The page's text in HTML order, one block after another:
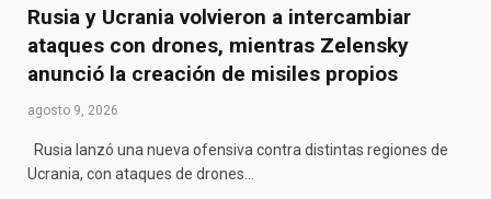
Rusia y Ucrania volvieron a intercambiar
ataques con drones, mientras Zelensky
anunció la creación de misiles propios
agosto 9, 2026
Rusia lanzó una nueva ofensiva contra distintas regiones de
Ucrania, con ataques de drones…